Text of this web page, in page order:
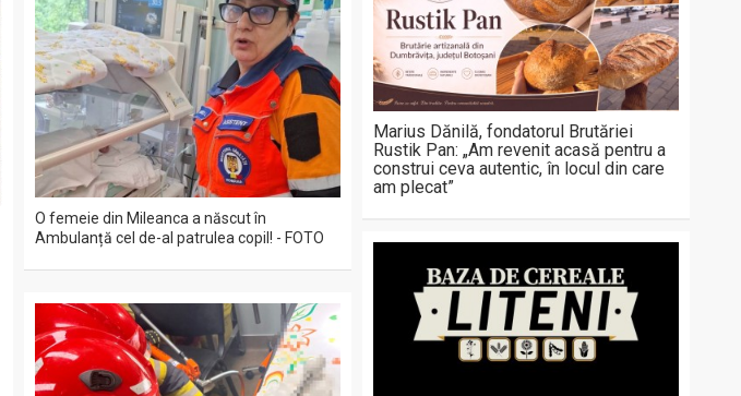
O femeie din Mileanca a născut în
Ambulanță cel de-al patrulea copil! - FOTO
Marius Dănilă, fondatorul Brutăriei
Rustik Pan: „Am revenit acasă pentru a
construi ceva autentic, în locul din care
am plecat”